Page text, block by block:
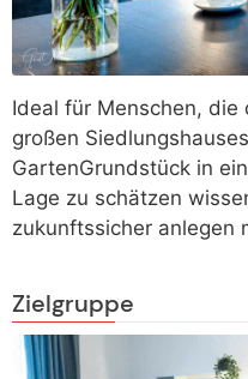
Ideal für Menschen, die
großen
GartenGrundstück in
Lage zu schätzen
zukunftssicher anlegen
Zielgruppe